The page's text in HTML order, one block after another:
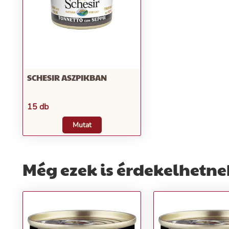
SCHESIR ASZPIKBAN
15 db
Mutat
Még ezek is